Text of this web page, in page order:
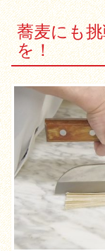
蕎麦にも
を！